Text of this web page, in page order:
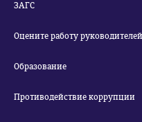
ЗАГС
Оцените работу
Образование
Противодействие коррупции